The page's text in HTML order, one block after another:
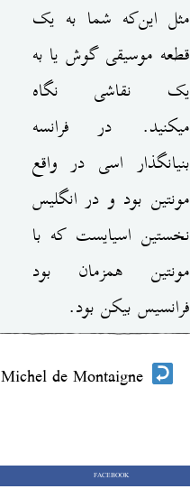
مثل این‌که شما به یک
قطعه موسیقی گوش یا به
یک نقاشی نگاه
می‎کنید. در فرانسه
بنیانگذار اسی در واقع
مونتین بود و در انگلیس
نخستین اسی‎ایست که با
مونتین همزمان بود
فرانسیس بیکن بود.
Michel de Montaigne
FACEBOOK